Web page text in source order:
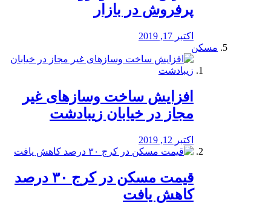
پرفروش در بازار
اکتبر 17, 2019
مسکن
افزایش ساخت وسازهای غیر
مجاز در خیابان زیبادشت
اکتبر 12, 2019
️قیمت مسکن در کرج ۳۰ درصد
کاهش یافت